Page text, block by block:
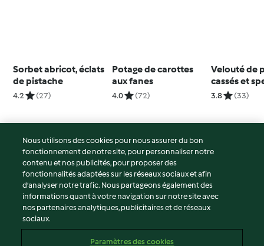
Sorbet abricot, éclats
de pistache
4.2 (27)
Potage de carottes
aux fanes
4.0 (72)
Velouté de
cassés et
croustillant
3.8 (33)
© Copyright 2026
Conditions d'utilisation
Politique de confidentialité
Non-responsabilité
Mentions légales
Nous utilisons des cookies pour nous assurer du bon
fonctionnement de notre site, pour personnaliser notre
contenu et nos publicités, pour proposer des
fonctionnalités adaptées sur les réseaux sociaux et afin
d’analyser notre trafic. Nous partageons également des
informations quant à votre navigation sur notre site avec
nos partenaires analytiques, publicitaires et de réseaux
sociaux.
Paramètres des cookies